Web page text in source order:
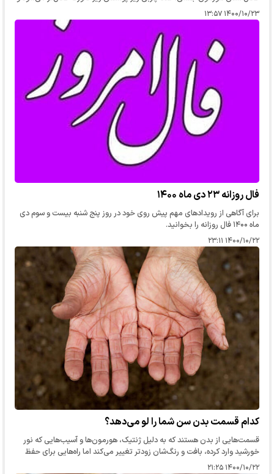
این اتفاق موجب می‌شود میکروب‌های سطح پوست فعال‌تر شود.
۱۴۰۰/۱۰/۲۳ ۱۳:۵۷
فال روزانه ۲۳ دی ماه ۱۴۰۰
برای آگاهی از رویدادهای مهم پیش روی خود در روز پنج شنبه بیست و سوم دی
ماه ۱۴۰۰ فال روزانه را بخوانید.
۱۴۰۰/۱۰/۲۲ ۲۳:۱۱
کدام قسمت بدن سن شما را لو می‌دهد؟
قسمت‌هایی از بدن هستند که به دلیل ژنتیک، هورمون‌ها و آسیب‌هایی که نور
خورشید وارد کرده، بافت و رنگ‌شان زودتر تغییر می‌کند اما راه‌هایی برای حفظ
جوانی و شادابی‌شان وجود دارد.
۱۴۰۰/۱۰/۲۲ ۲۱:۲۵